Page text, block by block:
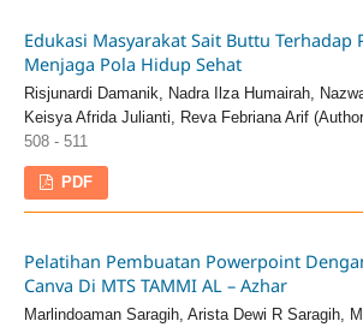
Edukasi Masyarakat Sait Buttu Terhadap
Menjaga Pola Hidup Sehat
Risjunardi Damanik, Nadra Ilza Humairah,
Keisya Afrida Julianti, Reva Febriana Arif
508 - 511
PDF
Pelatihan Pembuatan Powerpoint
Canva Di MTS TAMMI AL – Azhar
Marlindoaman Saragih, Arista Dewi R Saragih,